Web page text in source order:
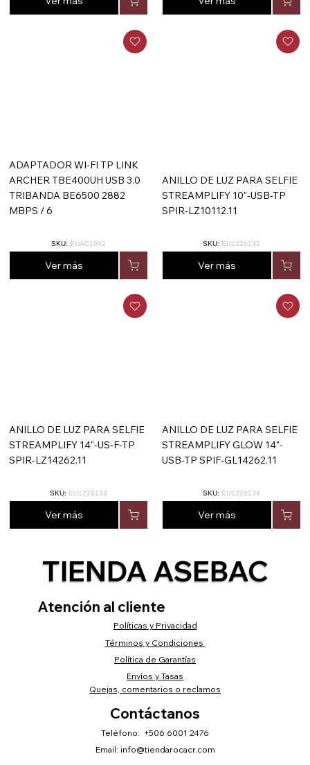
ADAPTADOR WI-FI TP LINK
ARCHER TBE400UH USB 3.0
TRIBANDA BE6500 2882
MBPS / 6
Ver más
SKU: EUAC1092
ANILLO DE LUZ PARA SELFIE
STREAMPLIFY 10"-USB-TP
SPIR-LZ10112.11
Ver más
SKU: EU1226132
ANILLO DE LUZ PARA SELFIE
STREAMPLIFY 14"-US-F-TP
SPIR-LZ14262.11
Ver más
SKU: EU1226133
ANILLO DE LUZ PARA SELFIE
STREAMPLIFY GLOW 14"-
USB-TP SPIF-GL14262.11
Ver más
SKU: EU1226134
TIENDA ASEBAC
Atención al cliente
Políticas y Privacidad
Términos y Condiciones
Envíos y Tasas
Política de Garantías
Quejas, comentarios o reclamos
Contáctanos
Teléfono: +506 6001 2476
Email: info@tiendarocacr.com